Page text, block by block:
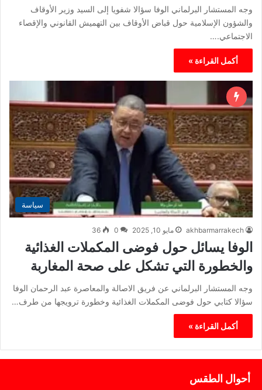
وجه المستشار البرلماني الوفا سؤالا شفويا إلى السيد وزير الأوقاف
والشؤون الإسلامية حول قباض الأوقاف بين التهميش القانوني والإقصاء
الاجتماعي.…
أكمل القراءة »
سياسة
akhbarmarrakech مايو 10, 2025 0
36
الوفا يسائل حول فوضى المكملات الغذائية
والخطورة التي تشكل على صحة المغاربة
وجه المستشار البرلماني عن فريق الاصالة والمعاصرة عبد الرحمان الوفا
سؤالا كتابي حول فوضى المكملات الغذائية وخطورة ترويجها من طرف…
أكمل القراءة »
أحوال الطقس